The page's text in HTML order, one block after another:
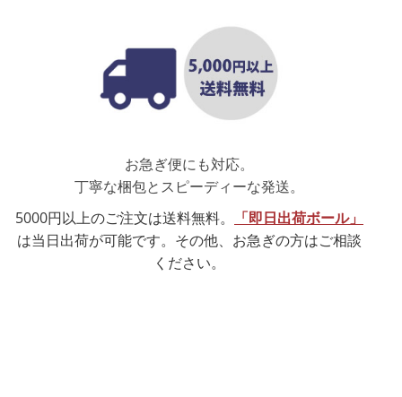
お急ぎ便にも対応。
丁寧な梱包とスピーディーな発送。
5000円以上のご注文は送料無料。
「即日出荷ボール」
は当日出荷が可能です。その他、お急ぎの方はご相談
ください。